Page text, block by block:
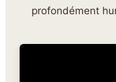
profondément